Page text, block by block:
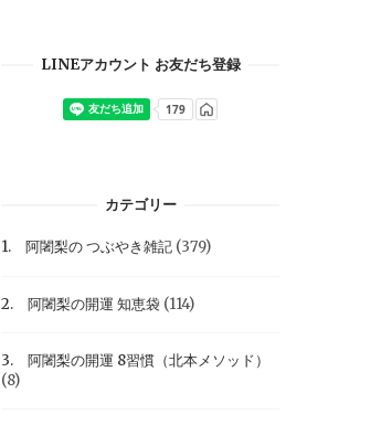
LINEアカウント お友だち登録
カテゴリー
1. 阿闍梨の つぶやき雑記 (379)
2. 阿闍梨の開運 知恵袋 (114)
3. 阿闍梨の開運 8習慣（北本メソッド）
(8)